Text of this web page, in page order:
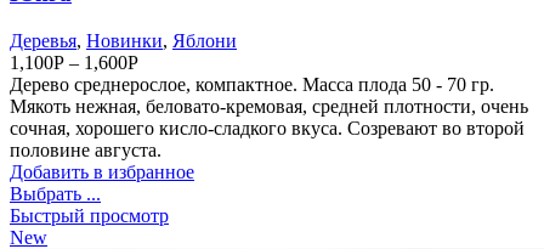
Деревья, Новинки, Яблони
1,100Р – 1,600Р
Дерево среднерослое, компактное. Масса плода 50 - 70 гр.
Мякоть нежная, беловато-кремовая, средней плотности, очень
сочная, хорошего кисло-сладкого вкуса. Созревают во второй
половине августа.
Добавить в избранное
Выбрать ...
Быстрый просмотр
New